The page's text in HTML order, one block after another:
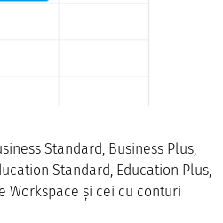
Standard, Business Plus,
Standard, Education Plus,
Workspace și cei cu conturi